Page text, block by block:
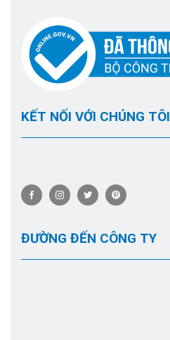
KẾT NỐI VỚI CHÚNG TÔI
ĐƯỜNG ĐẾN CÔNG TY